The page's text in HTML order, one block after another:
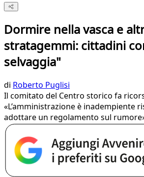
Dormire nella vasca e
stratagemmi: cittadini
selvaggia"
di Roberto Puglisi
Il comitato del Centro storico fa
«L’amministrazione è inadempiente
adottare un regolamento sul